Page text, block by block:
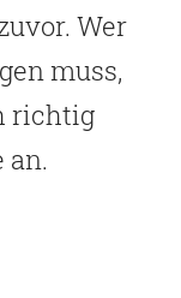
Wer
muss,
richtig
an.